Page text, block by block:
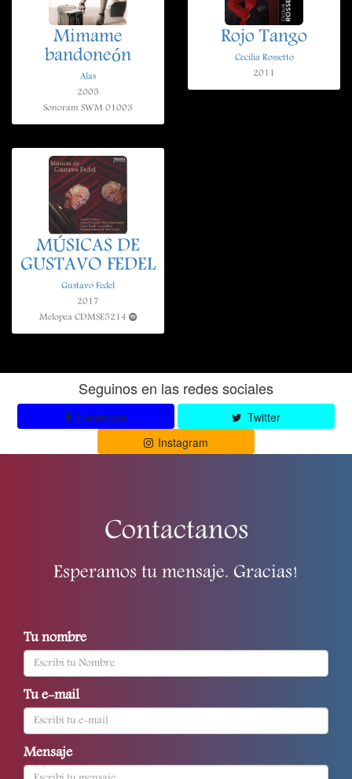
Mimame
bandoneón
Alas
2005
Sonoram SWM 01003
Rojo Tango
Cecilia Rossetto
2011
MÚSICAS DE
GUSTAVO FEDEL
Gustavo Fedel
2017
Melopea CDMSE5214
Seguinos en las redes sociales
Facebook
Twitter
Instagram
Contactanos
Esperamos tu mensaje. Gracias!
Tu nombre
Tu e-mail
Mensaje